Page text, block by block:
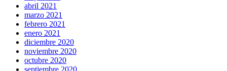
abril 2021
marzo 2021
febrero 2021
enero 2021
diciembre 2020
noviembre 2020
octubre 2020
septiembre 2020